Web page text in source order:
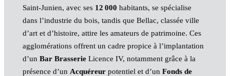
Saint‑Junien, avec ses 12 000 habitants, se spécialise
dans l’industrie du bois, tandis que Bellac, classée ville
d’art et d’histoire, attire les amateurs de patrimoine. Ces
agglomérations offrent un cadre propice à l’implantation
d’un Bar BrasserieLicence IV, notamment grâce à la
présence d’un Acquéreurpotentiel et d’un Fonds de